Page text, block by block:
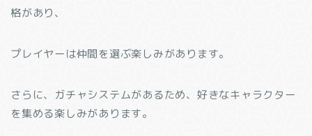
格があり、
プレイヤーは仲間を選ぶ楽しみがあります。
さらに、ガチャシステムがあるため、好きなキャラクター
を集める楽しみがあります。